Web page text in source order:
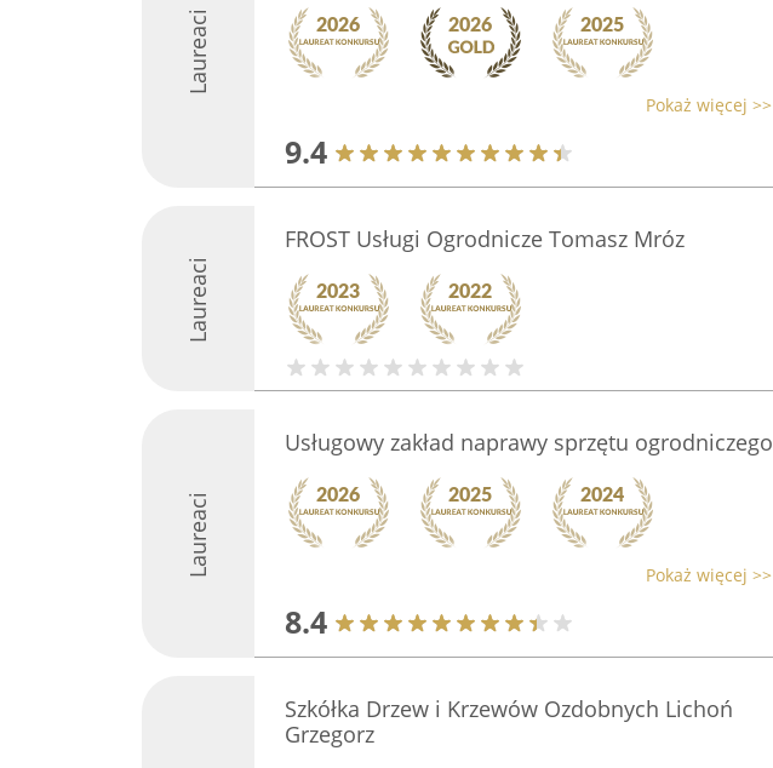
Laureaci
Pokaż więcej >>
9.4
Laureaci
FROST Usługi Ogrodnicze Tomasz Mróz
Laureaci
Usługowy zakład naprawy sprzętu ogrodniczego
Pokaż więcej >>
8.4
Szkółka Drzew i Krzewów Ozdobnych Lichoń
Grzegorz